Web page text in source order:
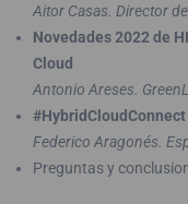
Aitor Casas. Director
Novedades 2022 de
Cloud
Antonio Areses.
#HybridCloudConnect
Federico Aragonés.
Preguntas y